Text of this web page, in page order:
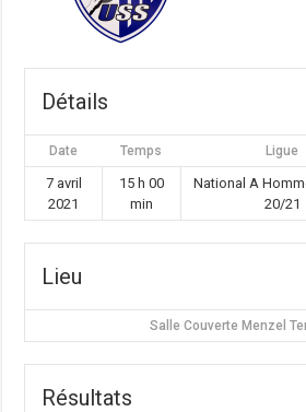
Détails
Date Temps Ligue
7 avril
2021
15 h 00
min
National A
20/21
Lieu
Salle Couverte Menzel
Résultats